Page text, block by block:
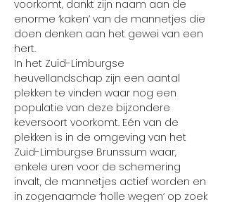
voorkomt, dankt zijn naam aan de
enorme ‘kaken’ van de mannetjes die
doen denken aan het gewei van een
hert.
In het Zuid-Limburgse
heuvellandschap zijn een aantal
plekken te vinden waar nog een
populatie van deze bijzondere
keversoort voorkomt. Eén van de
plekken is in de omgeving van het
Zuid-Limburgse Brunssum waar,
enkele uren voor de schemering
invalt, de mannetjes actief worden en
in zogenaamde ‘holle wegen’ op zoek